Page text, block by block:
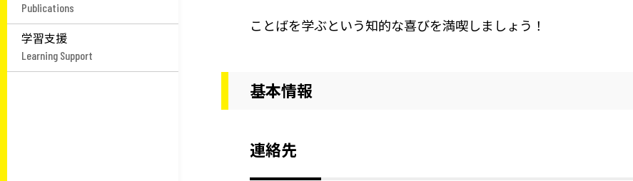
Publications
学習支援
Learning Support
ことばを学ぶという知的な喜びを満喫しましょう！
基本情報
連絡先